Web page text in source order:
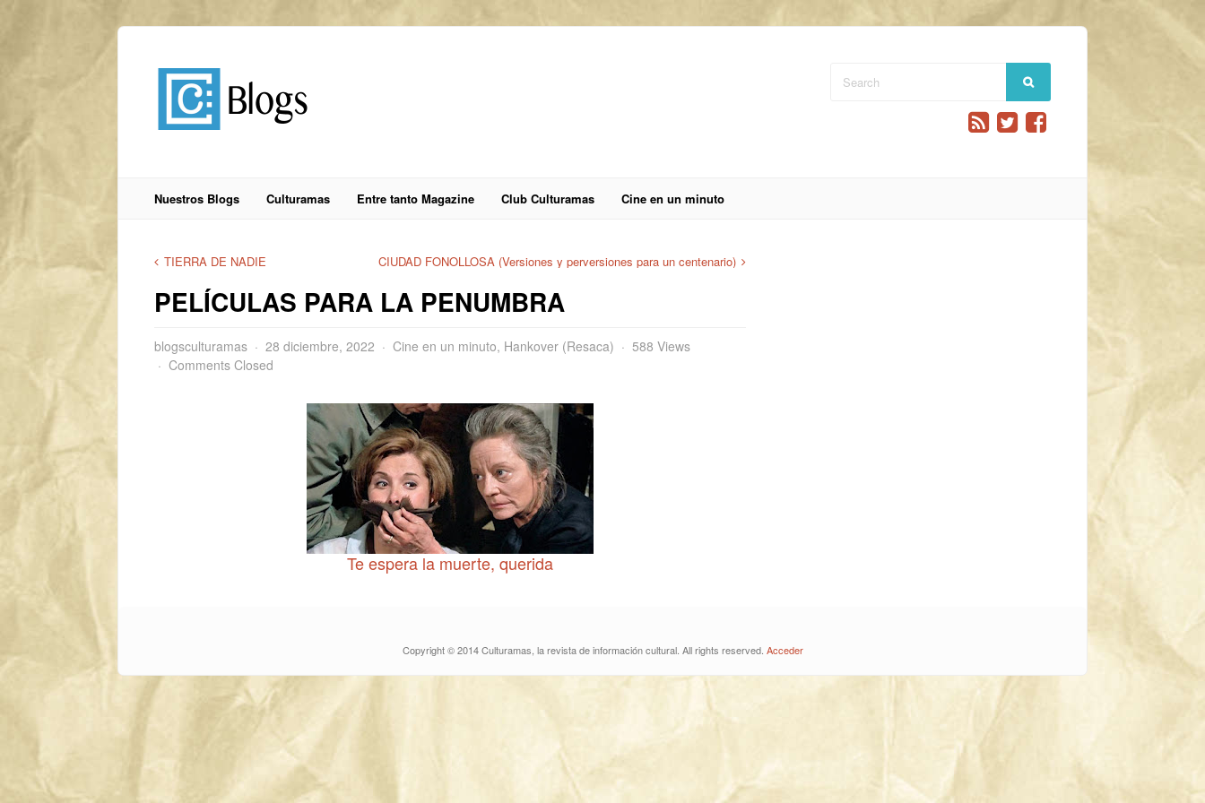
Nuestros Blogs Culturamas Entre tanto Magazine Club Culturamas Cine en un minuto
TIERRA DE NADIE CIUDAD FONOLLOSA (Versiones y perversiones para un centenario)
PELÍCULAS PARA LA PENUMBRA
blogsculturamas 28 diciembre, 2022 Cine en un minuto, Hankover (Resaca)
588 Views
Comments Closed
Te espera la muerte, querida
Copyright © 2014 Culturamas, la revista de información cultural. All rights reserved. Acceder